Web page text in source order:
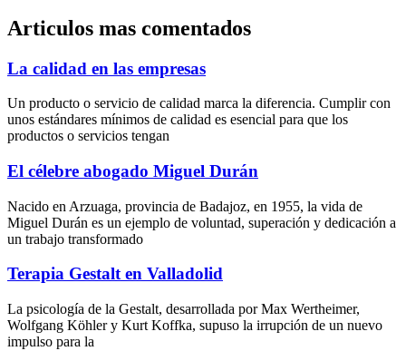
Articulos mas comentados
La calidad en las empresas
Un producto o servicio de calidad marca la diferencia. Cumplir con
unos estándares mínimos de calidad es esencial para que los
productos o servicios tengan
El célebre abogado Miguel Durán
Nacido en Arzuaga, provincia de Badajoz, en 1955, la vida de
Miguel Durán es un ejemplo de voluntad, superación y dedicación a
un trabajo transformado
Terapia Gestalt en Valladolid
La psicología de la Gestalt, desarrollada por Max Wertheimer,
Wolfgang Köhler y Kurt Koffka, supuso la irrupción de un nuevo
impulso para la